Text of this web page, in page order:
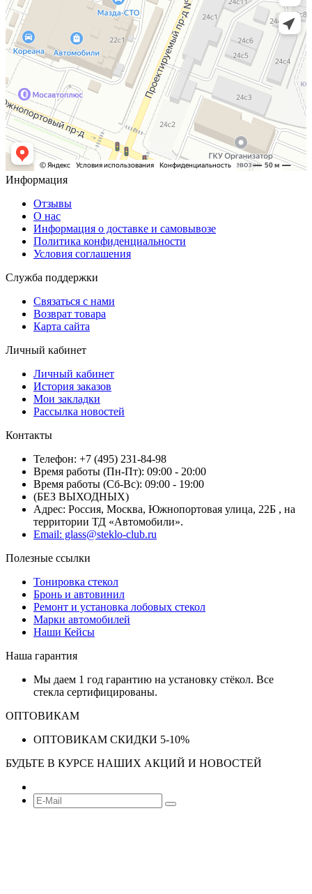
Информация
Отзывы
О нас
Информация о доставке и самовывозе
Политика конфиденциальности
Условия соглашения
Служба поддержки
Связаться с нами
Возврат товара
Карта сайта
Личный кабинет
Личный кабинет
История заказов
Мои закладки
Рассылка новостей
Контакты
Телефон: +7 (495) 231-84-98
Время работы (Пн-Пт): 09:00 - 20:00
Время работы (Сб-Вс): 09:00 - 19:00
(БЕЗ ВЫХОДНЫХ)
Адрес: Россия, Москва, Южнопортовая улица, 22Б , на
территории ТД «Автомобили».
Email: glass@steklo-club.ru
Полезные ссылки
Тонировка стекол
Бронь и автовинил
Ремонт и установка лобовых стекол
Марки автомобилей
Наши Кейсы
Наша гарантия
Мы даем 1 год гарантию на установку стёкол. Все
стекла сертифицированы.
ОПТОВИКАМ
ОПТОВИКАМ СКИДКИ 5-10%
БУДЬТЕ В КУРСЕ НАШИХ АКЦИЙ И НОВОСТЕЙ